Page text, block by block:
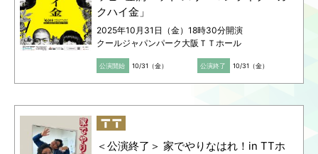
繁體中文
한국어
クハイ金」
2025年10月31日（金）18時30分開演
クールジャパンパーク大阪ＴＴホール
公演開始 10/31（金） 公演終了 10/31（金）
＜公演終了＞ 家でやりなはれ！in TTホ